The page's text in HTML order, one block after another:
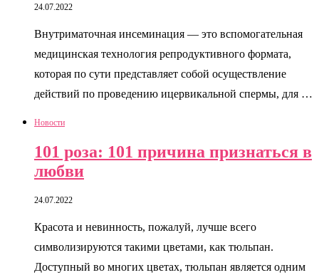
24.07.2022
Внутриматочная инсеминация — это вспомогательная
медицинская технология репродуктивного формата,
которая по сути представляет собой осуществление
действий по проведению ицервикальной спермы, для …
Новости
101 роза: 101 причина признаться в
любви
24.07.2022
Красота и невинность, пожалуй, лучше всего
символизируются такими цветами, как тюльпан.
Доступный во многих цветах, тюльпан является одним